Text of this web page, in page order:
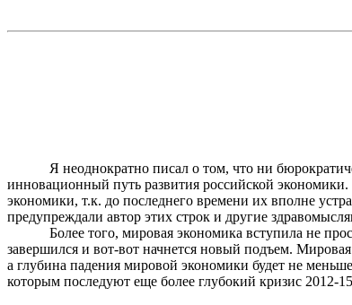
Я неоднократно писал о том, что ни
инновационный путь развития российской экономики.
экономики, т.к. до последнего времени их вполне
предупреждали автор этих строк и другие
Более того, мировая экономика вступила не
завершился и вот-вот начнется новый подъем.
а глубина падения мировой экономики будет не
которым последуют еще более глубокий кризис 2012-15